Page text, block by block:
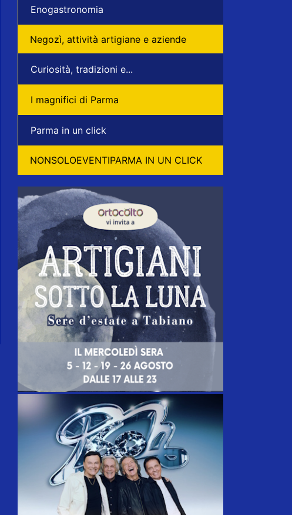
Enogastronomia
Negozì, attività artigiane e aziende
Curiosità, tradizioni e...
I magnifici di Parma
Parma in un click
NONSOLOEVENTIPARMA IN UN CLICK